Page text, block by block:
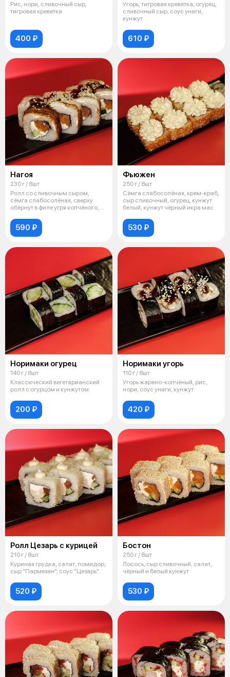
Рис, нори, сливочный сыр,
тигровая креветка
400 ₽
Угорь, тигровая креветка, огурец,
сливочный сыр, соус унаги,
кунжут
610 ₽
Нагоя
230 г / 8шт
Ролл со сливочным сыром,
сёмга слабосолёная, сверху
обёрнут в филе угря копчёного,
590 ₽
Фьюжен
250 г / 8шт
Сёмга слабосолёная, крем-краб,
сыр сливочный, огурец, кунжут
белый, кунжут чёрный икра мас
530 ₽
Норимаки огурец
140 г / 8шт
Классический вегетарианский
ролл с огурцом и кунжутом
200 ₽
Норимаки угорь
110 г / 8шт
Угорь жарено-копчёный, рис,
нори, соус унаги, кунжут
420 ₽
Ролл Цезарь с курицей
210 г / 8шт
Куриная грудка, салат, помидор,
сыр "Пармезан", соус "Цезарь"
520 ₽
Бостон
250 г / 8шт
Лосось, сыр сливочный, салат,
чёрный и белый кунжут
530 ₽